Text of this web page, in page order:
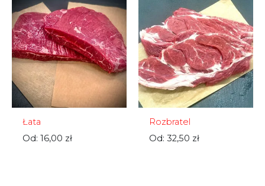
Łata
Od: 16,00 zł
Rozbratel
Od: 32,50 zł